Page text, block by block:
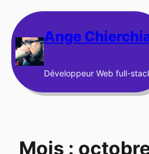
au
contenu Ange
Développeur Web full-
Mois :